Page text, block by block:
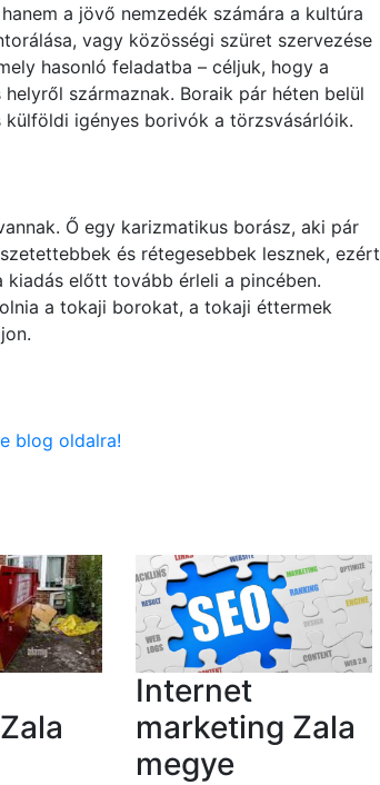
a jövő nemzedék számára a kultúra
vagy közösségi szüret szervezése
hasonló feladatba – céljuk, hogy a
származnak. Boraik pár héten belül
igényes borivók a törzsvásárlóik.
Ő egy karizmatikus borász, aki pár
és rétegesebbek lesznek, ezért
előtt tovább érleli a pincében.
a tokaji borokat, a tokaji éttermek
blog oldalra!
Internet
marketing Zala
megye